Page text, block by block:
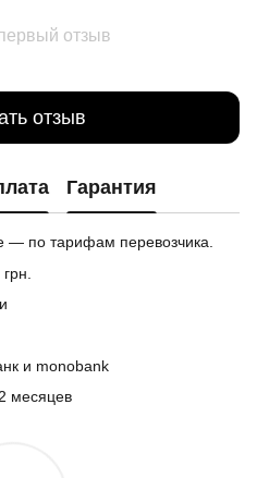
отзыв
отзыв
Гарантия
— по тарифам перевозчика.
и monobank
месяцев